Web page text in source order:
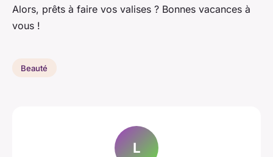
Alors, prêts à faire vos valises ? Bonnes vacances à
vous !
Beauté
L